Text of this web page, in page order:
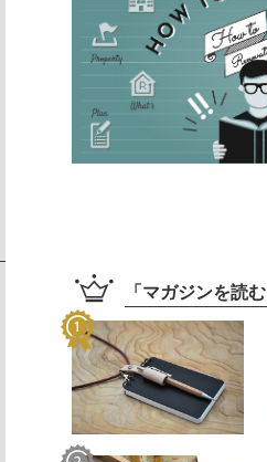
「 マガジンを読む